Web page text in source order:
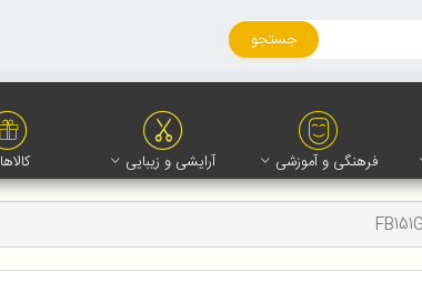
جستجو
فرهنگی و آموزشی آرایشی و زیبایی کالاها